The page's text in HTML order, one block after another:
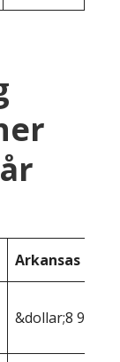
Arkansas
&dollar;8 933